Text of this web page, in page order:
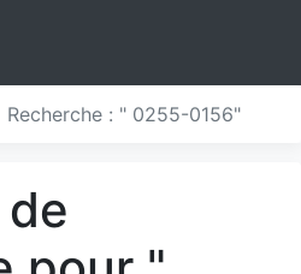
Recherche : " 0255-0156"